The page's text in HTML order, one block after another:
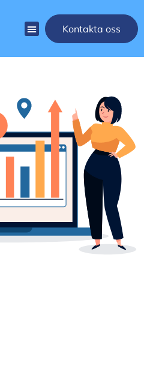
Kontakta oss